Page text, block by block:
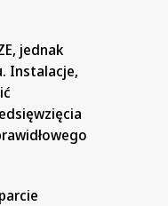
jednak
Instalacje,